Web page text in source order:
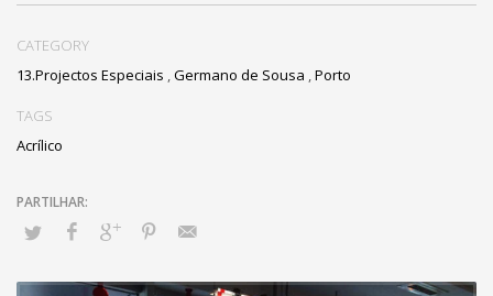
CATEGORY
13.Projectos Especiais ,Germano de Sousa ,Porto
TAGS
Acrílico